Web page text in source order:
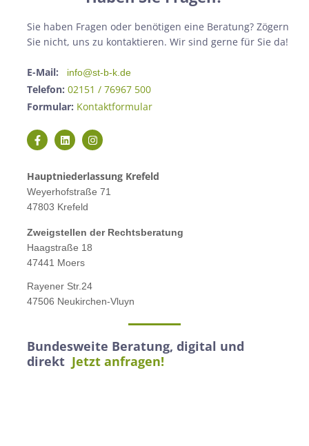
Sie haben Fragen oder benötigen eine Beratung? Zögern
Sie nicht, uns zu kontaktieren. Wir sind gerne für Sie da!
E-Mail: info@st-b-k.de
Telefon: 02151 / 76967 500
Formular: Kontaktformular
Hauptniederlassung Krefeld
Weyerhofstraße 71
47803 Krefeld
Zweigstellen der Rechtsberatung
Haagstraße 18
47441 Moers
Rayener Str.24
47506 Neukirchen-Vluyn
Bundesweite Beratung, digital und
direkt Jetzt anfragen!